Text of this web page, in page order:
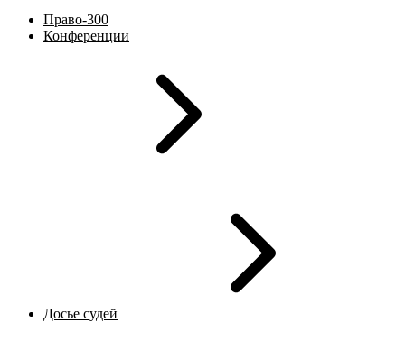
Право-300
Конференции
Досье судей